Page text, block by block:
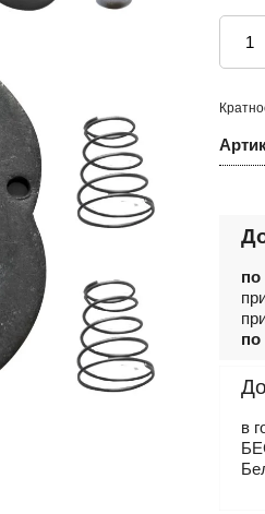
товара
R1206-
R
для
по
по
в